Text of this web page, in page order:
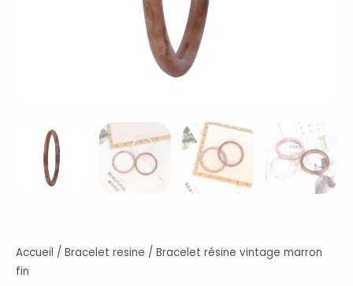
Accueil / Bracelet resine / Bracelet résine vintage marron
fin